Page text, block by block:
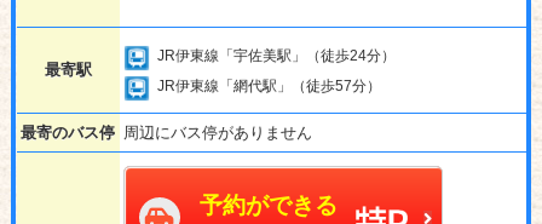
最寄駅
JR伊東線「宇佐美駅」（徒歩24分）
JR伊東線「網代駅」（徒歩57分）
最寄のバス停 周辺にバス停がありません
予約ができる